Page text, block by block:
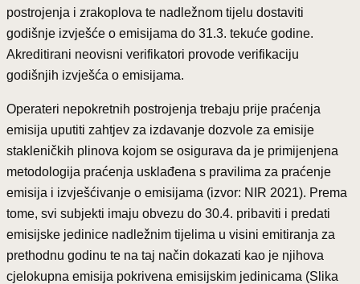
postrojenja i zrakoplova te nadležnom tijelu dostaviti
godišnje izvješće o emisijama do 31.3. tekuće godine.
Akreditirani neovisni verifikatori provode verifikaciju
godišnjih izvješća o emisijama.
Operateri nepokretnih postrojenja trebaju prije praćenja
emisija uputiti zahtjev za izdavanje dozvole za emisije
stakleničkih plinova kojom se osigurava da je primijenjena
metodologija praćenja usklađena s pravilima za praćenje
emisija i izvješćivanje o emisijama (izvor: NIR 2021). Prema
tome, svi subjekti imaju obvezu do 30.4. pribaviti i predati
emisijske jedinice nadležnim tijelima u visini emitiranja za
prethodnu godinu te na taj način dokazati kao je njihova
cjelokupna emisija pokrivena emisijskim jedinicama (Slika